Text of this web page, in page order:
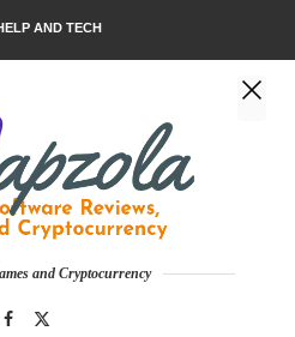
AND TECH
and Cryptocurrency